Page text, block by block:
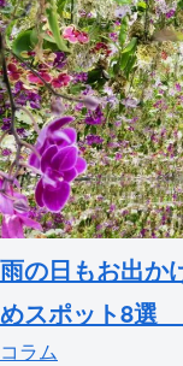
雨の日もお出か
めスポット8
コラム